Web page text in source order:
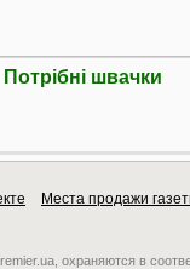
Потрібні швачки
Места продажи
охраняются в